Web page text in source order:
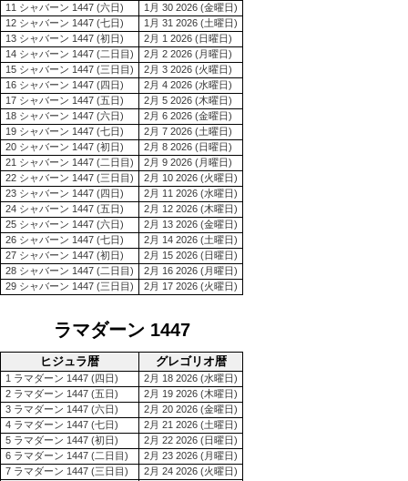
11 シャバーン 1447 (六日)
1月 30 2026 (金曜日)
12 シャバーン 1447 (七日)
1月 31 2026 (土曜日)
13 シャバーン 1447 (初日)
2月 1 2026 (日曜日)
14 シャバーン 1447 (二日目)
2月 2 2026 (月曜日)
15 シャバーン 1447 (三日目)
2月 3 2026 (火曜日)
16 シャバーン 1447 (四日)
2月 4 2026 (水曜日)
17 シャバーン 1447 (五日)
2月 5 2026 (木曜日)
18 シャバーン 1447 (六日)
2月 6 2026 (金曜日)
19 シャバーン 1447 (七日)
2月 7 2026 (土曜日)
20 シャバーン 1447 (初日)
2月 8 2026 (日曜日)
21 シャバーン 1447 (二日目)
2月 9 2026 (月曜日)
22 シャバーン 1447 (三日目)
2月 10 2026 (火曜日)
23 シャバーン 1447 (四日)
2月 11 2026 (水曜日)
24 シャバーン 1447 (五日)
2月 12 2026 (木曜日)
25 シャバーン 1447 (六日)
2月 13 2026 (金曜日)
26 シャバーン 1447 (七日)
2月 14 2026 (土曜日)
27 シャバーン 1447 (初日)
2月 15 2026 (日曜日)
28 シャバーン 1447 (二日目)
2月 16 2026 (月曜日)
29 シャバーン 1447 (三日目)
2月 17 2026 (火曜日)
ラマダーン 1447
ヒジュラ暦 グレゴリオ暦
1 ラマダーン 1447 (四日)
2月 18 2026 (水曜日)
2 ラマダーン 1447 (五日)
2月 19 2026 (木曜日)
3 ラマダーン 1447 (六日)
2月 20 2026 (金曜日)
4 ラマダーン 1447 (七日)
2月 21 2026 (土曜日)
5 ラマダーン 1447 (初日)
2月 22 2026 (日曜日)
6 ラマダーン 1447 (二日目)
2月 23 2026 (月曜日)
7 ラマダーン 1447 (三日目)
2月 24 2026 (火曜日)